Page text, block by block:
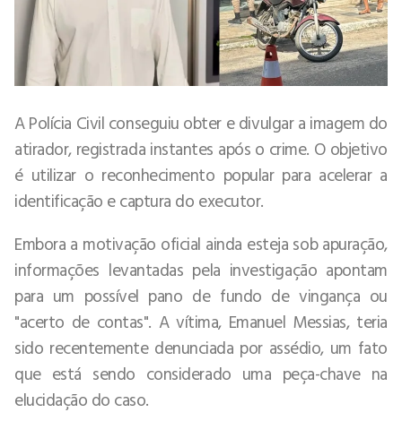
A Polícia Civil conseguiu obter e divulgar a imagem do
atirador, registrada instantes após o crime. O objetivo
é utilizar o reconhecimento popular para acelerar a
identificação e captura do executor.
Embora a motivação oficial ainda esteja sob apuração,
informações levantadas pela investigação apontam
para um possível pano de fundo de vingança ou
"acerto de contas". A vítima, Emanuel Messias, teria
sido recentemente denunciada por assédio, um fato
que está sendo considerado uma peça-chave na
elucidação do caso.